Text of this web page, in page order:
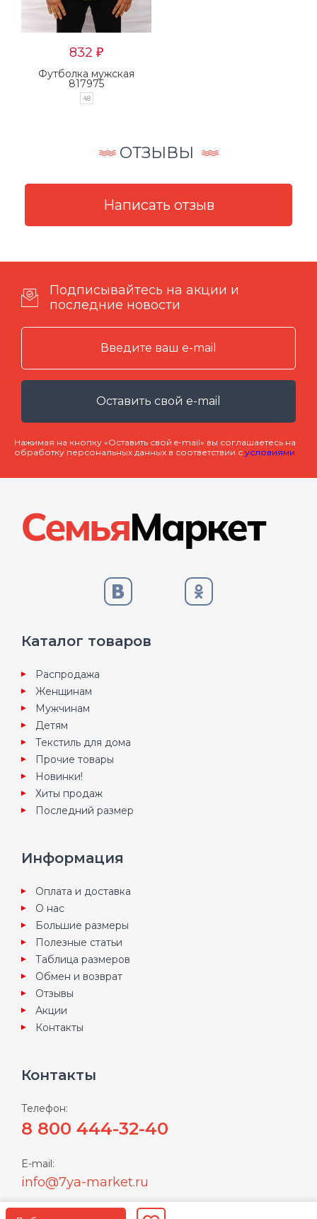
832 ₽
Футболка мужская
817975
48
ОТЗЫВЫ
Подписывайтесь на акции и
последние новости
Оставить свой e-mail
Нажимая на кнопку «Оставить свой e-mail» вы соглашаетесь на
обработку персональных данных в соответствии с условиями
Каталог товаров
Распродажа
Женщинам
Мужчинам
Детям
Текстиль для дома
Прочие товары
Новинки!
Хиты продаж
Последний размер
Информация
Оплата и доставка
О нас
Большие размеры
Полезные статьи
Таблица размеров
Обмен и возврат
Отзывы
Акции
Контакты
Контакты
Телефон:
8 800 444-32-40
E-mail:
info@7ya-market.ru